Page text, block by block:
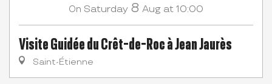
On Saturday 8 Aug at 10:00
Visite Guidée du Crêt-de-Roc à Jean Jaurès
Saint-Étienne